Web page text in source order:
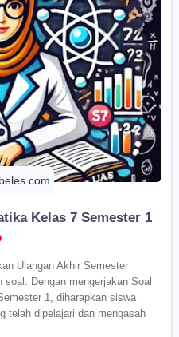
Kelas 7 Semester 1
Ulangan Akhir Semester
Dengan mengerjakan Soal
1, diharapkan siswa
telah dipelajari dan mengasah